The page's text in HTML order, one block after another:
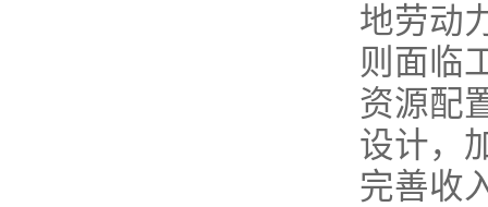
地劳动
则面临
资源配
设计，
完善收